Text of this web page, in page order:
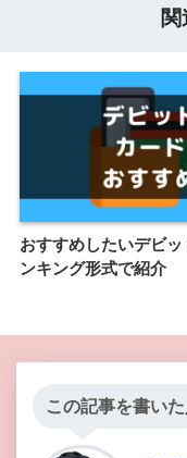
おすすめしたいデビ
ンキング形式で紹介
この記事を書いた